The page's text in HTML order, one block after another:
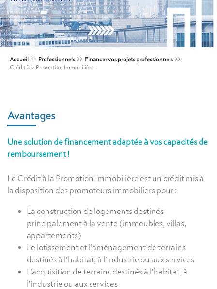
Accueil >> Professionnels >> Financer vos projets professionnels >>
Crédit à la Promotion Immobilière
Avantages
Une solution de financement adaptée à vos capacités de
remboursement !
Le Crédit à la Promotion Immobilière est un crédit mis à
la disposition des promoteurs immobiliers pour :
La construction de logements destinés
principalement à la vente (immeubles, villas,
appartements)
Le lotissement et l’aménagement de terrains
destinés à l’habitat, à l’industrie ou aux services
L’acquisition de terrains destinés à l’habitat, à
l’industrie ou aux services